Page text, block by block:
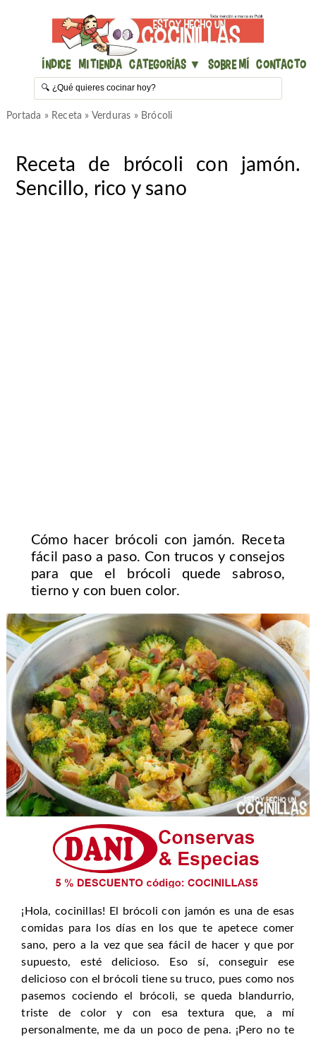
Índice Mi Tienda Categorías ▼ Sobre mí Contacto
Portada » Receta » Verduras » Brócoli
Receta de brócoli con jamón.
Sencillo, rico y sano
Cómo hacer brócoli con jamón. Receta
fácil paso a paso. Con trucos y consejos
para que el brócoli quede sabroso,
tierno y con buen color.
¡Hola, cocinillas! El brócoli con jamón es una de esas
comidas para los días en los que te apetece comer
sano, pero a la vez que sea fácil de hacer y que por
supuesto, esté delicioso. Eso sí, conseguir ese
delicioso con el brócoli tiene su truco, pues como nos
pasemos cociendo el brócoli, se queda blandurrio,
triste de color y con esa textura que, a mí
personalmente, me da un poco de pena. ¡Pero no te